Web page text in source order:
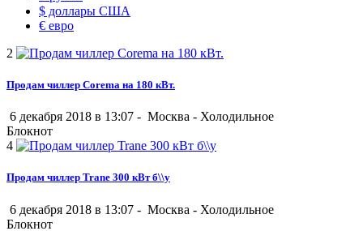
$ доллары США
€ евро
2
Продам чиллер Corema на 180 кВт.
6 декабря 2018 в 13:07 - Москва - Холодильное
Блокнот
4
Продам чиллер Trane 300 кВт б\\у
6 декабря 2018 в 13:07 - Москва - Холодильное
Блокнот